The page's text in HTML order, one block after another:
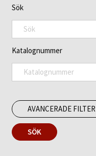
Sök
Katalognummer
AVANCERADE FILTER
SÖK